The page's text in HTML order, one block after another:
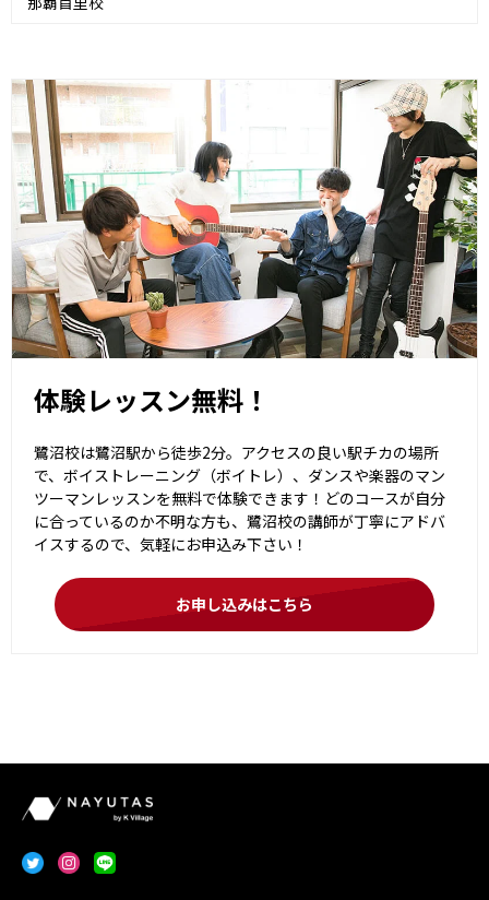
体験レッスン無料！
鷺沼校は鷺沼駅から徒歩2分。アクセスの良い駅チカの場所
で、ボイストレーニング（ボイトレ）、ダンスや楽器のマン
ツーマンレッスンを無料で体験できます！どのコースが自分
に合っているのか不明な方も、鷺沼校の講師が丁寧にアドバ
イスするので、気軽にお申込み下さい！
お申し込みはこちら